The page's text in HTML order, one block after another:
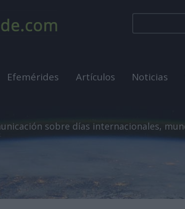
Efemérides Artículos Noticias
sobre días internacionales,